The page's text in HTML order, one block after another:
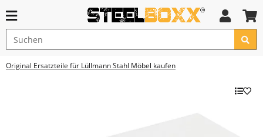
Original Ersatzteile für Lüllmann Stahl Möbel kaufen